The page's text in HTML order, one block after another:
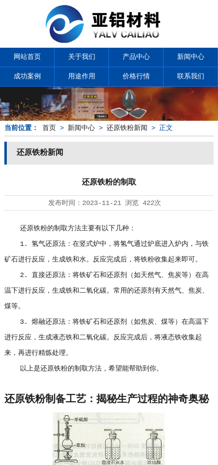
网站首页 关于我们 产品中心 新闻中心
成功案例 用途作用 价格行情 联系我们
当前位置： 首页 > 新闻中心> 还原铁粉新闻 > 正文
还原铁粉新闻
还原铁粉的制取
发布时间： 2023-11-21浏览 422次
还原铁粉的制取方法主要有以下几种：
1. 氢气还原法：在竖式炉中，将氢气通过炉底进入炉内，与铁
矿石进行反应，生成铁和水。反应完成后，将铁粉收集起来即可。
2. 直接还原法：将铁矿石和还原剂（如天然气、焦炭等）在高
温下进行反应，生成铁和二氧化碳。常用的还原剂有天然气、焦炭、
煤等。
3. 熔融还原法：将铁矿石和还原剂（如焦炭、煤等）在高温下
进行反应，生成液态铁和二氧化碳。反应完成后，将液态铁收集起
来，再进行精炼处理。
以上是还原铁粉的制取方法，希望能帮助到你。
还原铁粉制备工艺：揭秘生产过程的神奇奥秘